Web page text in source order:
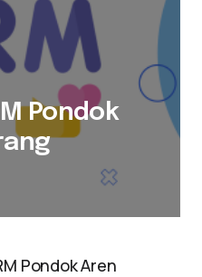
Pondok
Pondok Aren